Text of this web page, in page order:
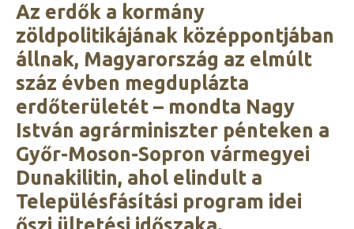
Az erdők a kormány
zöldpolitikájának középpontjában
állnak, Magyarország az elmúlt
száz évben megduplázta
erdőterületét – mondta Nagy
István agrárminiszter pénteken a
Győr-Moson-Sopron vármegyei
Dunakilitin, ahol elindult a
Településfásítási program idei